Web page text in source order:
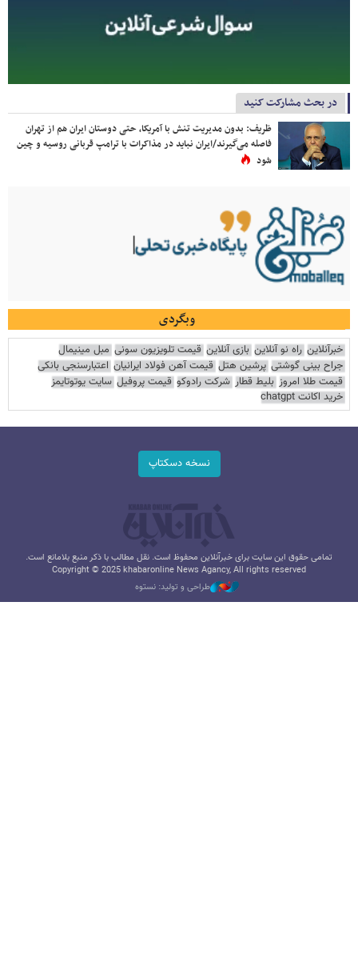
در بحث مشارکت کنید
ظریف: بدون مدیریت تنش با آمریکا، حتی دوستان ایران هم از تهران
فاصله می‌گیرند/ایران نباید در مذاکرات با ترامپ قربانی روسیه و چین
شود
وبگردی
خبرآنلاین راه نو آنلاین بازی آنلاین قیمت تلویزیون سونی مبل مینیمال
جراح بینی گوشتی پرشین هتل قیمت آهن فولاد ایرانیان اعتبارسنجی بانکی
قیمت طلا امروز بلیط قطار شرکت رادوکو قیمت پروفیل سایت یوتوتایمز
خرید اکانت chatgpt
نسخه دسکتاپ
تمامی حقوق این سایت برای خبرآنلاین محفوظ است. نقل مطالب با ذکر منبع بلامانع است.
Copyright © 2025 khabaronline News Agancy, All rights reserved
طراحی و تولید: نستوه